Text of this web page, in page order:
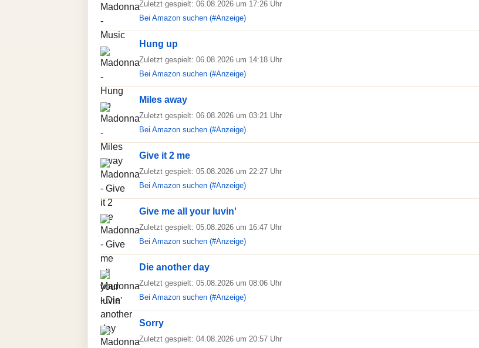
Zuletzt gespielt: 06.08.2026 um 17:26 Uhr
Bei Amazon suchen (#Anzeige)
Hung up
Zuletzt gespielt: 06.08.2026 um 14:18 Uhr
Bei Amazon suchen (#Anzeige)
Miles away
Zuletzt gespielt: 06.08.2026 um 03:21 Uhr
Bei Amazon suchen (#Anzeige)
Give it 2 me
Zuletzt gespielt: 05.08.2026 um 22:27 Uhr
Bei Amazon suchen (#Anzeige)
Give me all your luvin'
Zuletzt gespielt: 05.08.2026 um 16:47 Uhr
Bei Amazon suchen (#Anzeige)
Die another day
Zuletzt gespielt: 05.08.2026 um 08:06 Uhr
Bei Amazon suchen (#Anzeige)
Sorry
Zuletzt gespielt: 04.08.2026 um 20:57 Uhr